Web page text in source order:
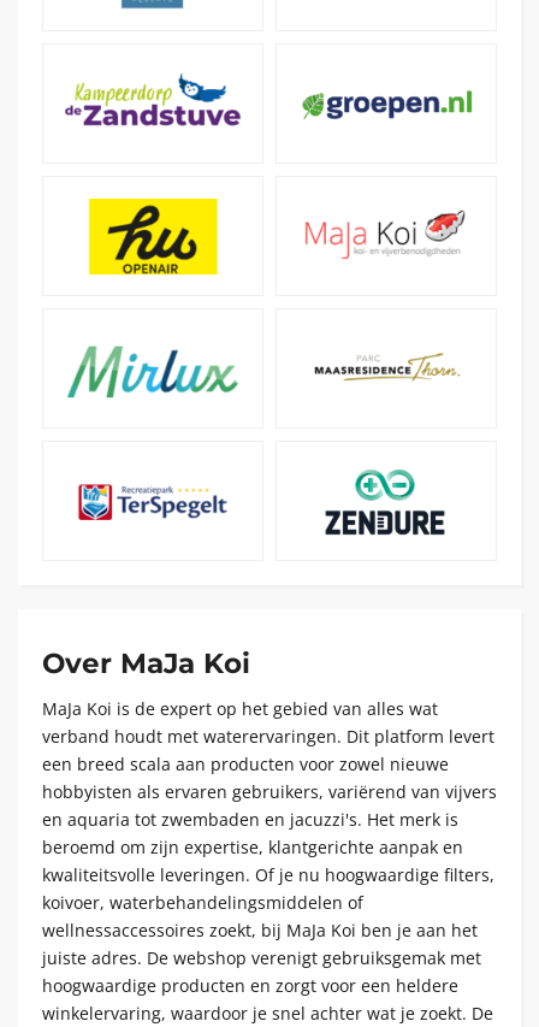
Over MaJa Koi
MaJa Koi is de expert op het gebied van alles wat
verband houdt met waterervaringen. Dit platform levert
een breed scala aan producten voor zowel nieuwe
hobbyisten als ervaren gebruikers, variërend van vijvers
en aquaria tot zwembaden en jacuzzi's. Het merk is
beroemd om zijn expertise, klantgerichte aanpak en
kwaliteitsvolle leveringen. Of je nu hoogwaardige filters,
koivoer, waterbehandelingsmiddelen of
wellnessaccessoires zoekt, bij MaJa Koi ben je aan het
juiste adres. De webshop verenigt gebruiksgemak met
hoogwaardige producten en zorgt voor een heldere
winkelervaring, waardoor je snel achter wat je zoekt. De